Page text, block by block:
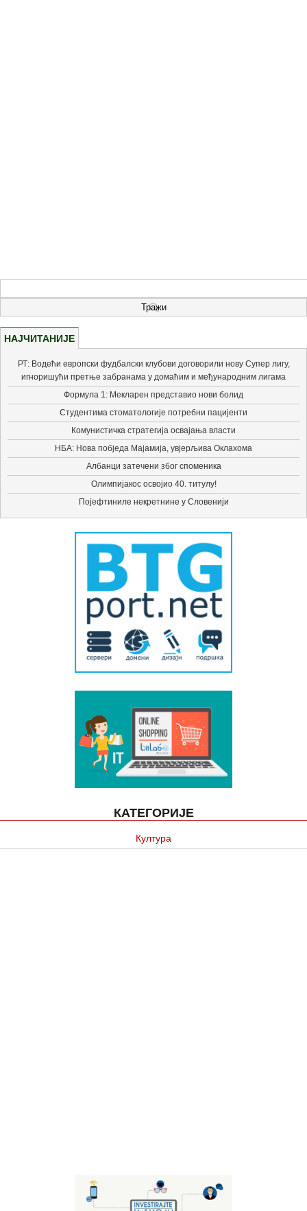
НАЈЧИТАНИЈЕ
РТ: Водећи европски фудбалски клубови договорили нову Супер лигу,
игноришући претње забранама у домаћим и међународним лигама
Формула 1: Мекларен представио нови болид
Студентима стоматологије потребни пацијенти
Комунистичка стратегија освајања власти
НБА: Нова побједа Мајамија, увјерљива Оклахома
Албанци затечени због споменика
Олимпијакос освојио 40. титулу!
Појефтиниле некретнине у Словенији
КАТЕГОРИЈЕ
Култура